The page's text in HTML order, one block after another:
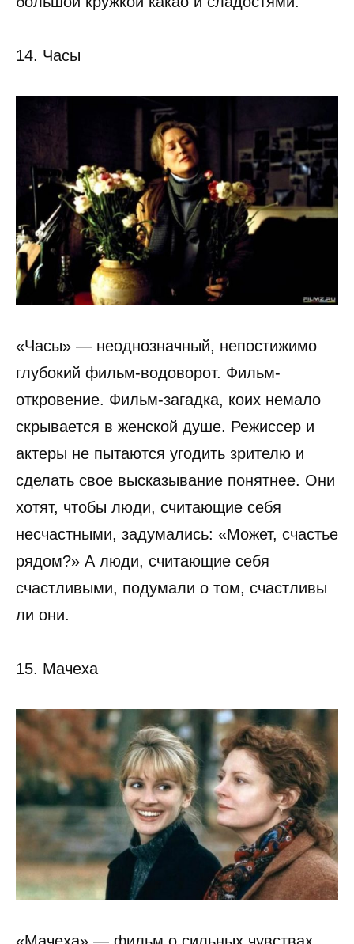
14. Часы
«Часы» — неоднозначный, непостижимо
глубокий фильм-водоворот. Фильм-
откровение. Фильм-загадка, коих немало
скрывается в женской душе. Режиссер и
актеры не пытаются угодить зрителю и
сделать свое высказывание понятнее. Они
хотят, чтобы люди, считающие себя
несчастными, задумались: «Может, счастье
рядом?» А люди, считающие себя
счастливыми, подумали о том, счастливы
ли они.
15. Мачеха